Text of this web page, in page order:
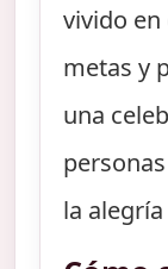
vivido
metas y
una
la